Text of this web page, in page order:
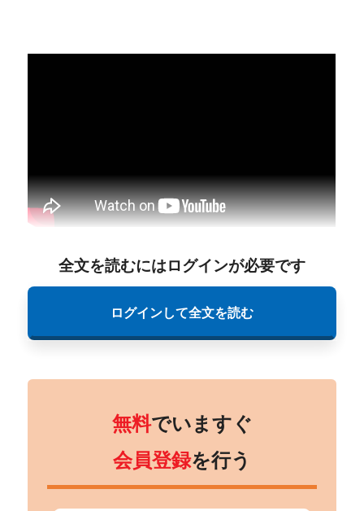
全文を読むにはログインが必要です
ログインして全文を読む
無料でいますぐ
会員登録を行う